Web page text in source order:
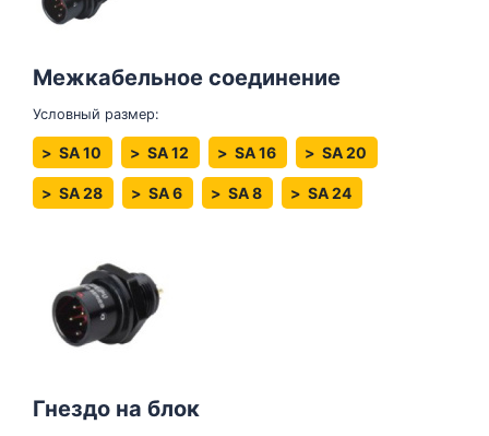
Межкабельное соединение
Условный размер:
SA 10 SA 12 SA 16 SA 20
SA 28 SA 6 SA 8 SA 24
Гнездо на блок